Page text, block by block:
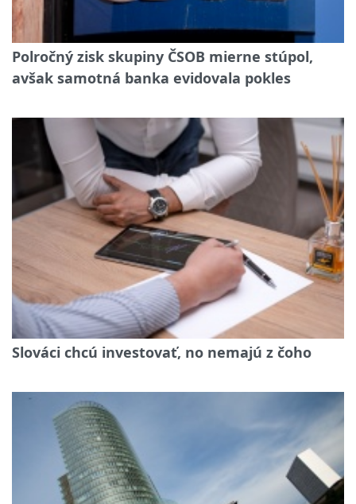
Polročný zisk skupiny ČSOB mierne stúpol,
avšak samotná banka evidovala pokles
Slováci chcú investovať, no nemajú z čoho